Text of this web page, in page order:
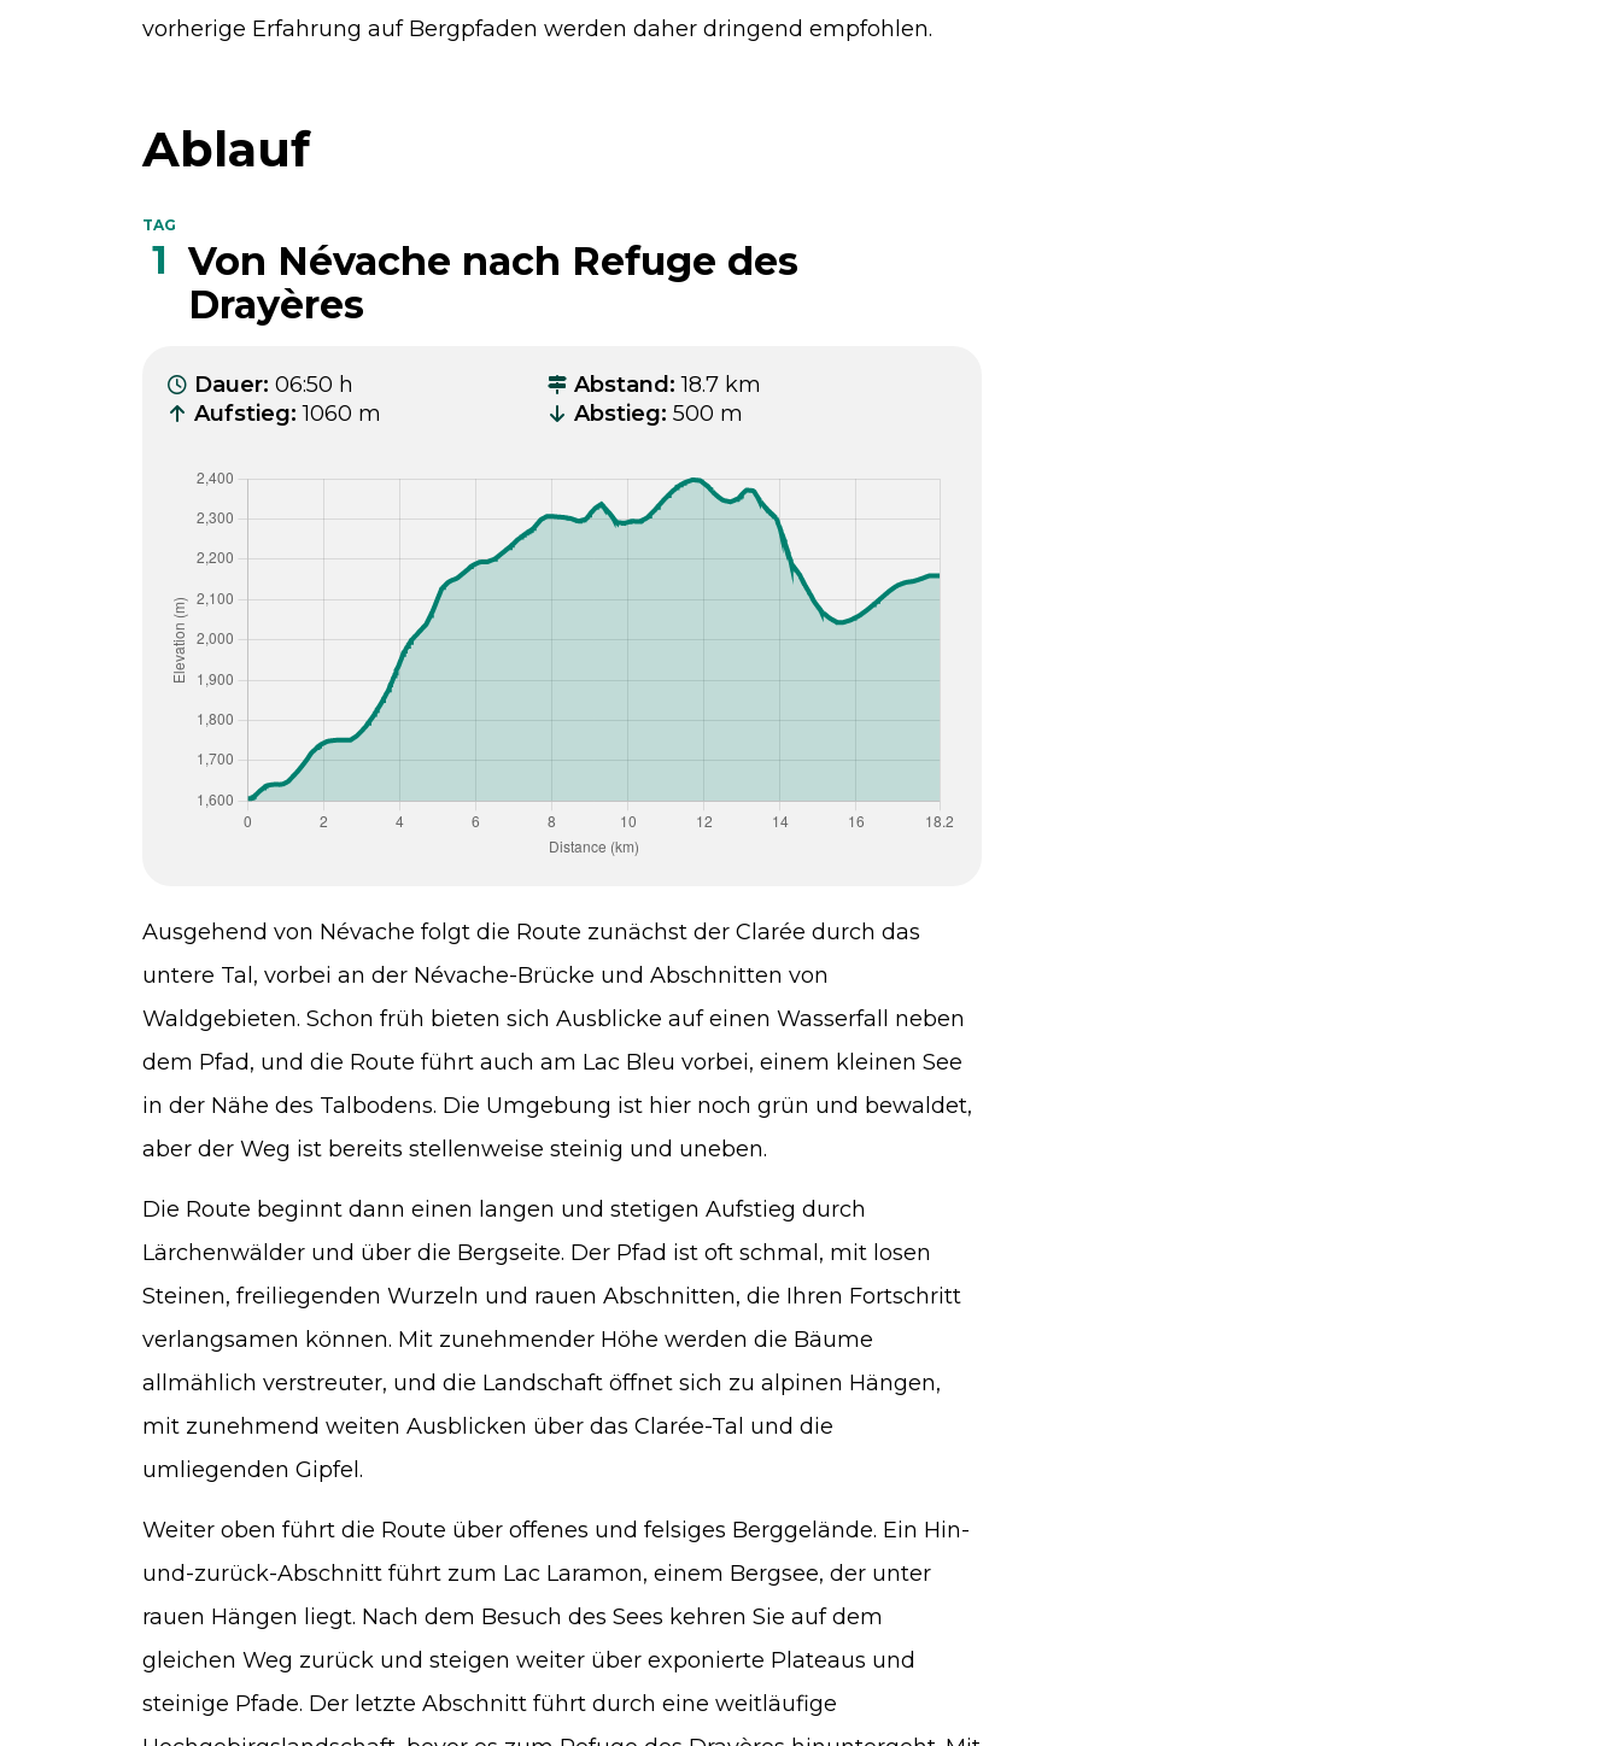
vorherige Erfahrung auf Bergpfaden werden daher dringend empfohlen.
Ablauf
TAG
1 Von Névache nach Refuge des
Drayères
Dauer: 06:50 h Abstand: 18.7 km
Aufstieg: 1060 m Abstieg: 500 m
Ausgehend von Névache folgt die Route zunächst der Clarée durch das
untere Tal, vorbei an der Névache-Brücke und Abschnitten von
Waldgebieten. Schon früh bieten sich Ausblicke auf einen Wasserfall neben
dem Pfad, und die Route führt auch am Lac Bleu vorbei, einem kleinen See
in der Nähe des Talbodens. Die Umgebung ist hier noch grün und bewaldet,
aber der Weg ist bereits stellenweise steinig und uneben.
Die Route beginnt dann einen langen und stetigen Aufstieg durch
Lärchenwälder und über die Bergseite. Der Pfad ist oft schmal, mit losen
Steinen, freiliegenden Wurzeln und rauen Abschnitten, die Ihren Fortschritt
verlangsamen können. Mit zunehmender Höhe werden die Bäume
allmählich verstreuter, und die Landschaft öffnet sich zu alpinen Hängen,
mit zunehmend weiten Ausblicken über das Clarée-Tal und die
umliegenden Gipfel.
Weiter oben führt die Route über offenes und felsiges Berggelände. Ein Hin-
und-zurück-Abschnitt führt zum Lac Laramon, einem Bergsee, der unter
rauen Hängen liegt. Nach dem Besuch des Sees kehren Sie auf dem
gleichen Weg zurück und steigen weiter über exponierte Plateaus und
steinige Pfade. Der letzte Abschnitt führt durch eine weitläufige